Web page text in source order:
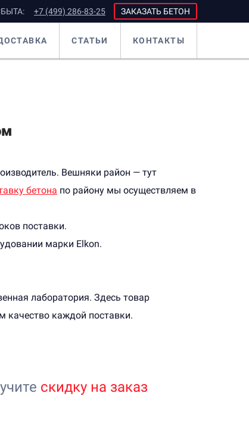
+7 (499) 286-83-25 ЗАКАЗАТЬ БЕТОН
СТАТЬИ КОНТАКТЫ
Вешняки район — тут
бетона по району мы осуществляем в
поставки.
марки Elkon.
лаборатория. Здесь товар
качество каждой поставки.
скидку на заказ